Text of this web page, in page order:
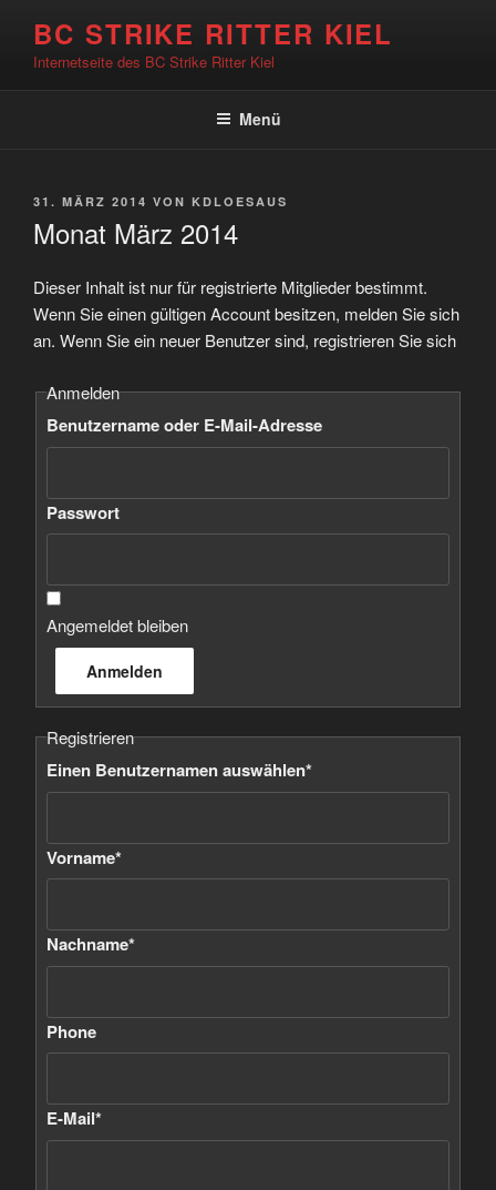
springen
BC STRIKE RITTER KIEL
Internetseite des BC Strike Ritter Kiel
Menü
VERÖFFENTLICHT
31. MÄRZ 2014 VON KDLOESAUS
Monat März 2014
Dieser Inhalt ist nur für registrierte Mitglieder bestimmt.
Wenn Sie einen gültigen Account besitzen, melden Sie sich
an. Wenn Sie ein neuer Benutzer sind, registrieren Sie sich
Anmelden
Benutzername oder E-Mail-Adresse
Passwort
Angemeldet bleiben
Registrieren
Einen Benutzernamen auswählen*
Vorname*
Nachname*
Phone
E-Mail*